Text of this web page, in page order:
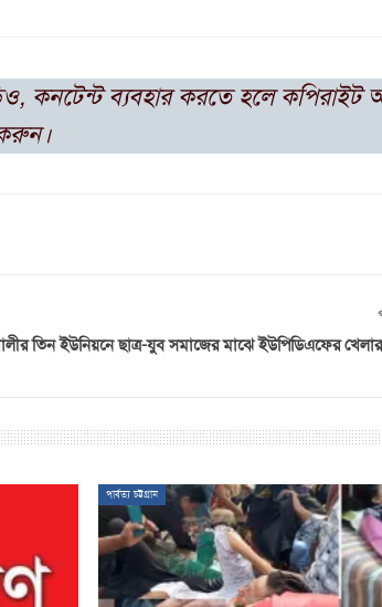
কনটেন্ট ব্যবহার করতে হলে কপিরাইট
তিন ইউনিয়নে ছাত্র-যুব সমাজের মাঝে ইউপিডিএফের খেলার
পার্বত্য চট্টগ্রাম